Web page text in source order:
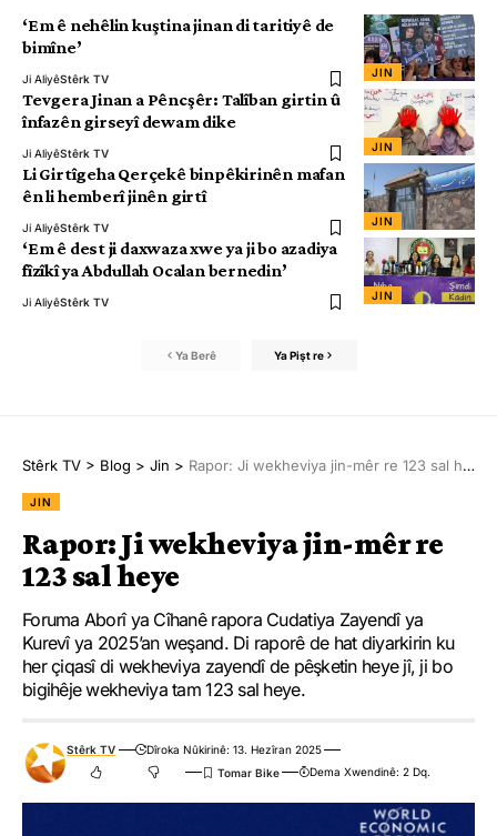
JIN
‘Em ê nehêlin kuştina jinan di taritiyê de
bimîne’
Ji AliyêStêrk TV
JIN
Tevgera Jinan a Pêncşêr: Talîban girtin û
înfazên girseyî dewam dike
Ji AliyêStêrk TV
JIN
Li Girtîgeha Qerçekê binpêkirinên mafan
ên li hemberî jinên girtî
Ji AliyêStêrk TV
JIN
‘Em ê dest ji daxwaza xwe ya ji bo azadiya
fîzîkî ya Abdullah Ocalan bernedin’
Ji AliyêStêrk TV
Ya Berê Ya Pişt re
Stêrk TV > Blog > Jin > Rapor: Ji wekheviya jin-mêr re 123 sal heye
JIN
Rapor: Ji wekheviya jin-mêr re
123 sal heye
Foruma Aborî ya Cîhanê rapora Cudatiya Zayendî ya
Kurevî ya 2025’an weşand. Di raporê de hat diyarkirin ku
her çiqasî di wekheviya zayendî de pêşketin heye jî, ji bo
bigihêje wekheviya tam 123 sal heye.
Stêrk TV
Dîroka Nûkirinê: 13. Hezîran 2025
Dema Xwendinê: 2 Dq.